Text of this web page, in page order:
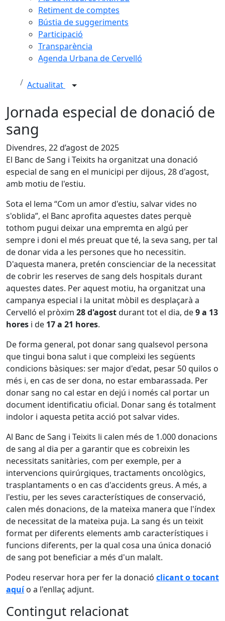
Retiment de comptes
Bústia de suggeriments
Participació
Transparència
Agenda Urbana de Cervelló
Actualitat
Jornada especial de donació de
sang
Divendres, 22 d’agost de 2025
El Banc de Sang i Teixits ha organitzat una donació
especial de sang en el municipi per dijous, 28 d'agost,
amb motiu de l'estiu.
Sota el lema “Com un amor d'estiu, salvar vides no
s'oblida”, el Banc aprofita aquestes dates perquè
tothom pugui deixar una empremta en algú per
sempre i doni el més preuat que té, la seva sang, per tal
de donar vida a les persones que ho necessitin.
D'aquesta manera, pretén conscienciar de la necessitat
de cobrir les reserves de sang dels hospitals durant
aquestes dates. Per aquest motiu, ha organitzat una
campanya especial i la unitat mòbil es desplaçarà a
Cervelló el pròxim 28 d'agostdurant tot el dia, de9 a 13
hores i de 17 a 21 hores.
De forma general, pot donar sang qualsevol persona
que tingui bona salut i que compleixi les següents
condicions bàsiques: ser major d'edat, pesar 50 quilos o
més i, en cas de ser dona, no estar embarassada. Per
donar sang no cal estar en dejú i només cal portar un
document identificatiu oficial. Donar sang és totalment
indolor i aquesta petita acció pot salvar vides.
Al Banc de Sang i Teixits li calen més de 1.000 donacions
de sang al dia per a garantir que es cobreixin les
necessitats sanitàries, com per exemple, per a
intervencions quirúrgiques, tractaments oncològics,
trasplantaments o en cas d'accidents greus. A més, a
l'estiu, per les seves característiques de conservació,
calen més donacions, de la mateixa manera que l'índex
de necessitat de la mateixa puja. La sang és un teixit
format per diferents elements amb característiques i
funcions diferents, per la qual cosa una única donació
de sang pot beneficiar a més d'un malalt.
Podeu reservar hora per fer la donació clicant o tocant
aquío a l'enllaç adjunt.
Contingut relacionat